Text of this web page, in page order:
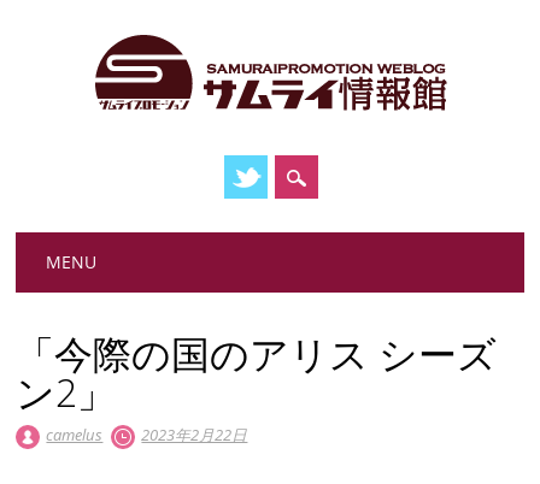
Main menu
MENU
「今際の国のアリス シーズ
ン2」
camelus 2023年2月22日